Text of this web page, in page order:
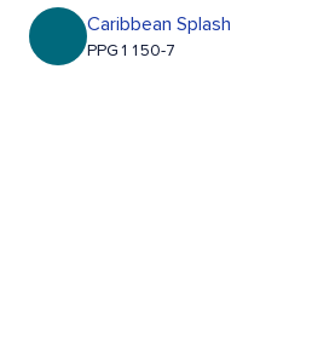
Caribbean Splash
PPG1150-7